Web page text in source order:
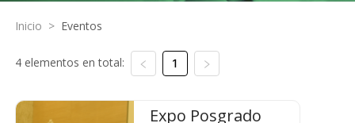
Inicio > Eventos
4 elementos en total: 1
Expo Posgrado